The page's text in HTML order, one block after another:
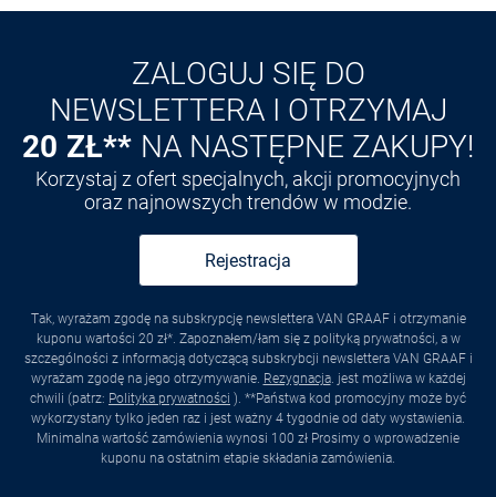
Odkryj aplikację VANGRAAF
ZALOGUJ SIĘ DO
NEWSLETTERA I OTRZYMAJ
20 ZŁ** NA NASTĘPNE ZAKUPY!
Korzystaj z ofert specjalnych, akcji promocyjnych
oraz najnowszych trendów w modzie.
Rejestracja
Tak, wyrażam zgodę na subskrypcję newslettera VAN GRAAF i otrzymanie
kuponu wartości 20 zł*. Zapoznałem/łam się z polityką prywatności, a w
szczególności z informacją dotyczącą subskrybcji newslettera VAN GRAAF i
wyrażam zgodę na jego otrzymywanie. Rezygnacja. jest możliwa w każdej
chwili (patrz: Polityka prywatności ). **Państwa kod promocyjny może być
wykorzystany tylko jeden raz i jest ważny 4 tygodnie od daty wystawienia.
Minimalna wartość zamówienia wynosi 100 zł Prosimy o wprowadzenie
kuponu na ostatnim etapie składania zamówienia.